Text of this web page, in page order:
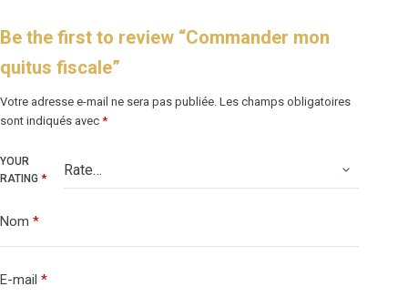
Be the first to review “Commander mon
quitus fiscale”
Votre adresse e-mail ne sera pas publiée. Les champs obligatoires
sont indiqués avec *
YOUR
RATING *
Nom *
E-mail *